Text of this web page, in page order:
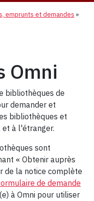
emprunts et demandes »
Omni
bibliothèques de
demander et
bibliothèques et
et à l'étranger.
sont
« Obtenir auprès
de la notice complète
de demande
à Omni pour utiliser